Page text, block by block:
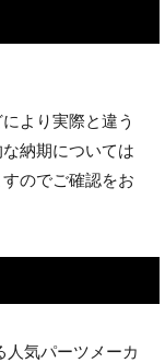
より実際と違う
納期については
のでご確認をお
人気パーツメーカ